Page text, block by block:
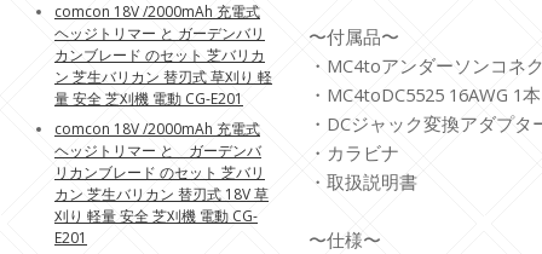
〜付属品〜
・MC4toアンダーソンコネ
・MC4toDC5525 16AWG 1本
・DCジャック変換アダプタ
・カラビナ
・取扱説明書
〜仕様〜
comcon 18V /2000mAh 充電式
ヘッジトリマー と ガーデンバリ
カンブレード のセット 芝バリカ
ン 芝生バリカン 替刃式 草刈り 軽
量 安全 芝刈機 電動 CG-E201
comcon 18V /2000mAh 充電式
ヘッジトリマー と ガーデンバ
リカンブレード のセット 芝バリ
カン 芝生バリカン 替刃式 18V 草
刈り 軽量 安全 芝刈機 電動 CG-
E201